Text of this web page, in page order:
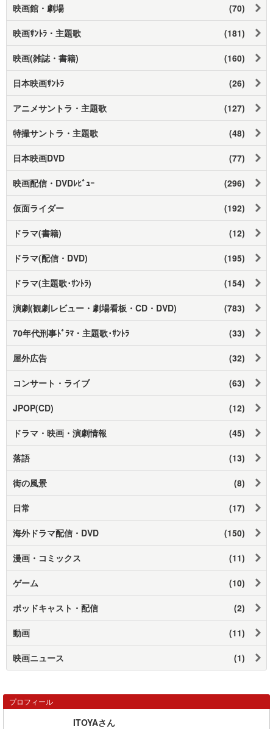
映画館・劇場 (70)
映画ｻﾝﾄﾗ・主題歌 (181)
映画(雑誌・書籍) (160)
日本映画ｻﾝﾄﾗ (26)
アニメサントラ・主題歌 (127)
特撮サントラ・主題歌 (48)
日本映画DVD (77)
映画配信・DVDﾚﾋﾞｭｰ (296)
仮面ライダー (192)
ドラマ(書籍) (12)
ドラマ(配信・DVD) (195)
ドラマ(主題歌･ｻﾝﾄﾗ) (154)
演劇(観劇レビュー・劇場看板・CD・DVD) (783)
70年代刑事ﾄﾞﾗﾏ・主題歌･ｻﾝﾄﾗ (33)
屋外広告 (32)
コンサート・ライブ (63)
JPOP(CD) (12)
ドラマ・映画・演劇情報 (45)
落語 (13)
街の風景 (8)
日常 (17)
海外ドラマ配信・DVD (150)
漫画・コミックス (11)
ゲーム (10)
ポッドキャスト​・配信 (2)
動画 (11)
映画ニュース (1)
プロフィール
ITOYAさん